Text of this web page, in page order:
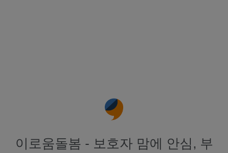
이로움돌봄 - 보호자 맘에 안심, 부